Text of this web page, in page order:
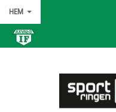
HEM